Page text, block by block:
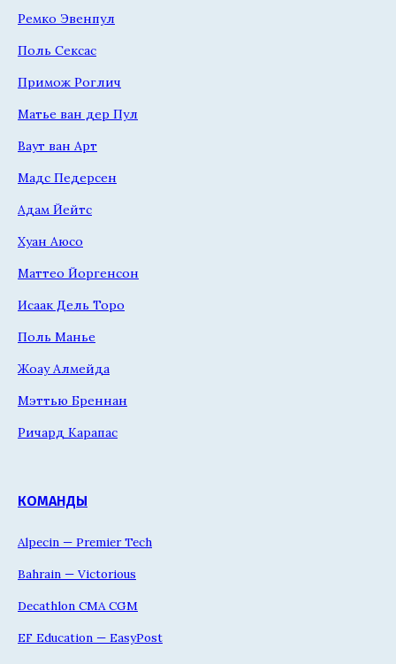
Ремко Эвенпул
Поль Сексас
Примож Роглич
Матье ван дер Пул
Ваут ван Арт
Мадс Педерсен
Адам Йейтс
Хуан Аюсо
Маттео Йоргенсон
Исаак Дель Торо
Поль Манье
Жоау Алмейда
Мэттью Бреннан
Ричард Карапас
КОМАНДЫ
Alpecin — Premier Tech
Bahrain — Victorious
Decathlon CMA CGM
EF Education — EasyPost